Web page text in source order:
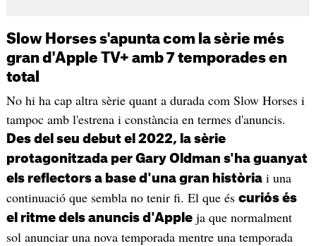
Slow Horses s'apunta com la sèrie més
gran d'Apple TV+ amb 7 temporades en
total
No hi ha cap altra sèrie quant a durada com Slow Horses i
tampoc amb l'estrena i constància en termes d'anuncis.
Des del seu debut el 2022, la sèrie
protagonitzada per Gary Oldman s'ha guanyat
els reflectors a base d'una gran històriai una
continuació que sembla no tenir fi. El que és curiós és
el ritme dels anuncis d'Appleja que normalment
sol anunciar una nova temporada mentre una temporada